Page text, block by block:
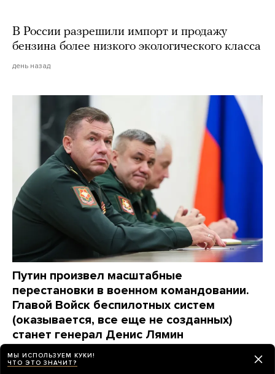
В России разрешили импорт и продажу
бензина более низкого экологического класса
день назад
Путин произвел масштабные
перестановки в военном командовании.
Главой Войск беспилотных систем
(оказывается, все еще не созданных)
станет генерал Денис Лямин
МЫ ИСПОЛЬЗУЕМ КУКИ!
ЧТО ЭТО ЗНАЧИТ?